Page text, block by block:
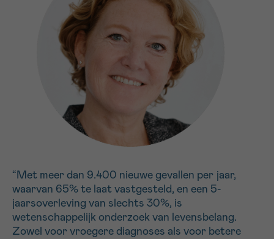
“Met meer dan 9.400 nieuwe gevallen per jaar,
waarvan 65% te laat vastgesteld, en een 5-
jaarsoverleving van slechts 30%, is
wetenschappelijk onderzoek van levensbelang.
Zowel voor vroegere diagnoses als voor betere